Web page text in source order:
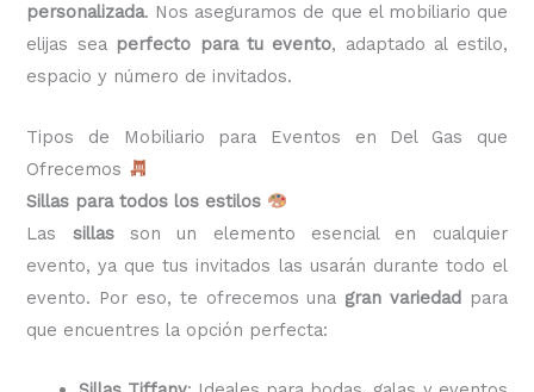
personalizada. Nos aseguramos de que el mobiliario que
elijas sea perfecto para tu evento, adaptado al estilo,
espacio y número de invitados.
Tipos de Mobiliario para Eventos en Del Gas que
Ofrecemos
Sillas para todos los estilos
Las sillasson un elemento esencial en cualquier
evento, ya que tus invitados las usarán durante todo el
evento. Por eso, te ofrecemos una gran variedadpara
que encuentres la opción perfecta: